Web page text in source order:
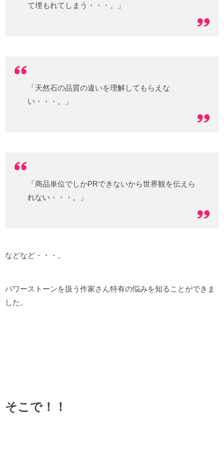
て埋もれてしまう・・・。」
「天然石の品質の違いを理解してもらえな
い・・・。」
「商品単位でしかPRできないから世界観を伝えら
れない・・・。」
などなど・・・。
パワーストーンを扱う作家さん特有の悩みを知ることができま
した。
そこで！！